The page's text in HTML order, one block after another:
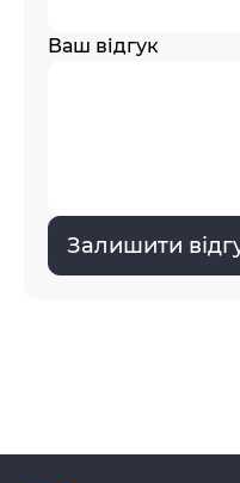
Ваш відгук
Залишити